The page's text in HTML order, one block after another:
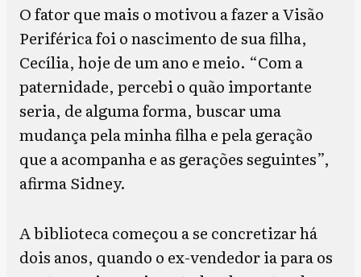
O fator que mais o motivou a fazer a Visão
Periférica foi o nascimento de sua filha,
Cecília, hoje de um ano e meio. “Com a
paternidade, percebi o quão importante
seria, de alguma forma, buscar uma
mudança pela minha filha e pela geração
que a acompanha e as gerações seguintes”,
afirma Sidney.
A biblioteca começou a se concretizar há
dois anos, quando o ex-vendedor ia para os